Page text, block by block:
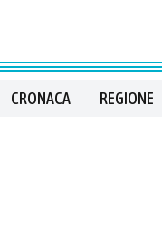
CRONACA REGIONE